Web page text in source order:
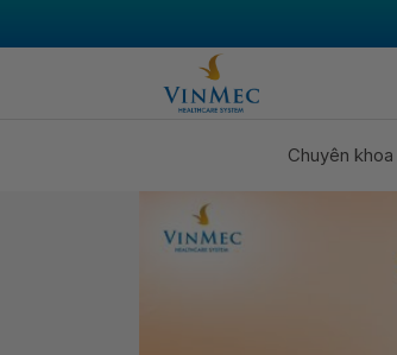
Chuyên khoa